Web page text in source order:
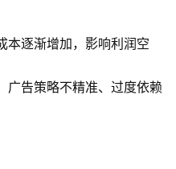
本逐渐增加，影响利润空
广告策略不精准、过度依赖